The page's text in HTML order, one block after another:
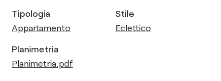
Tipologia
Appartamento
Stile
Eclettico
Planimetria
Planimetria.pdf